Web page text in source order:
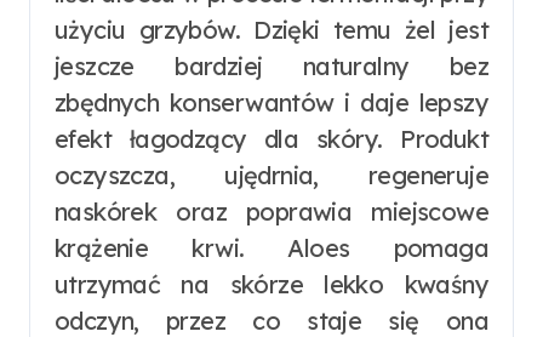
użyciu grzybów. Dzięki temu żel jest
jeszcze bardziej naturalny bez
zbędnych konserwantów i daje lepszy
efekt łagodzący dla skóry. Produkt
oczyszcza, ujędrnia, regeneruje
naskórek oraz poprawia miejscowe
krążenie krwi. Aloes pomaga
utrzymać na skórze lekko kwaśny
odczyn, przez co staje się ona